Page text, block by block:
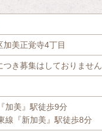
加美正覚寺4丁目
つき募集はしておりません
加美』駅徒歩9分
線『新加美』駅徒歩8分